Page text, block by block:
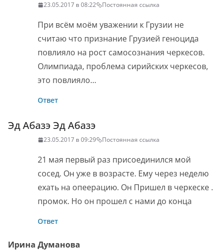
23.05.2017 в 08:22 Постоянная ссылка
При всём моём уважении к Грузии не
считаю что признание Грузией геноцида
повлияло на рост самосознания черкесов.
Олимпиада, проблема сирийских черкесов,
это повлияло…
Ответ
Эд Абазэ Эд Абазэ
23.05.2017 в 09:29 Постоянная ссылка
21 мая первый раз присоединился мой
сосед. Он уже в возрасте. Ему через неделю
ехать на опеерацию. Он Пришел в черкеске .
промок. Но он прошел с нами до конца
Ответ
Ирина Думанова